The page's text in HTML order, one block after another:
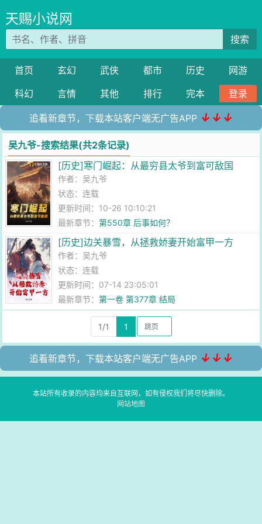
天赐小说网
搜索
首页 玄幻 武侠 都市 历史
网游
科幻
言情 其他 排行 完本 登录
追看新章节，下载本站客户端无广告APP ↓↓↓
吴九爷-搜索结果(共2条记录)
[历史]寒门崛起：从最穷县太爷到富可敌国
作者： 吴九爷
状态：连载
更新时间：10-26 10:10:21
最新章节：第550章 后事如何？
[历史]边关暴雪，从拯救娇妻开始富甲一方
作者： 吴九爷
状态：连载
更新时间：07-14 23:05:01
最新章节：第一卷 第377章 结局
1/1 1
追看新章节，下载本站客户端无广告APP ↓↓↓
本站所有收录的内容均来自互联网，如有侵权我们将尽快删除。
网站地图